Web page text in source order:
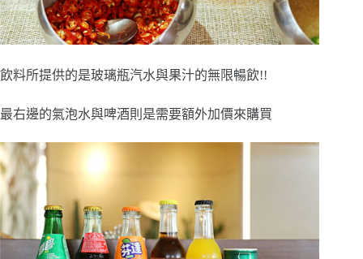
飲料所提供的是玻璃瓶汽水與果汁的無限暢飲!!
最右邊的氣泡水與啤酒則是需要額外加價來購買